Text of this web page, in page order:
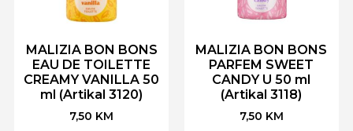
MALIZIA BON BONS
EAU DE TOILETTE
CREAMY VANILLA 50
ml (Artikal 3120)
7,50 KM
MALIZIA BON BONS
PARFEM SWEET
CANDY U 50 ml
(Artikal 3118)
7,50 KM